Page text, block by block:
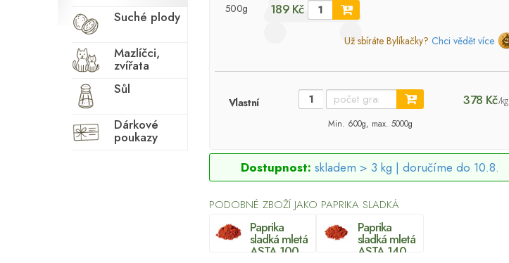
Suché plody
Mazlíčci,
zvířata
Sůl
Dárkové
poukazy
500g 189 Kč
Už sbíráte Bylíkačky? Chci vědět více
Vlastní 378 Kč/kg
Min. 600g, max. 5000g
Dostupnost: skladem > 3 kg |doručíme do 10.8.
PODOBNÉ ZBOŽÍ JAKO PAPRIKA SLADKÁ
Paprika
sladká mletá
ASTA 100
Paprika
sladká mletá
ASTA 140